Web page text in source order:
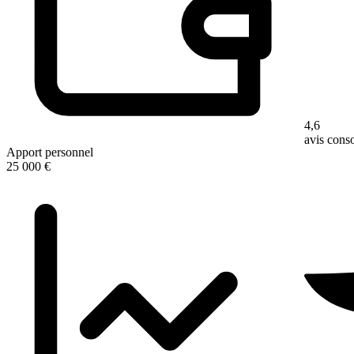
Apport personnel
25 000 €
4,6
avis